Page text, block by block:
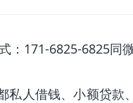
171-6825-6825同微
人借钱、小额贷款